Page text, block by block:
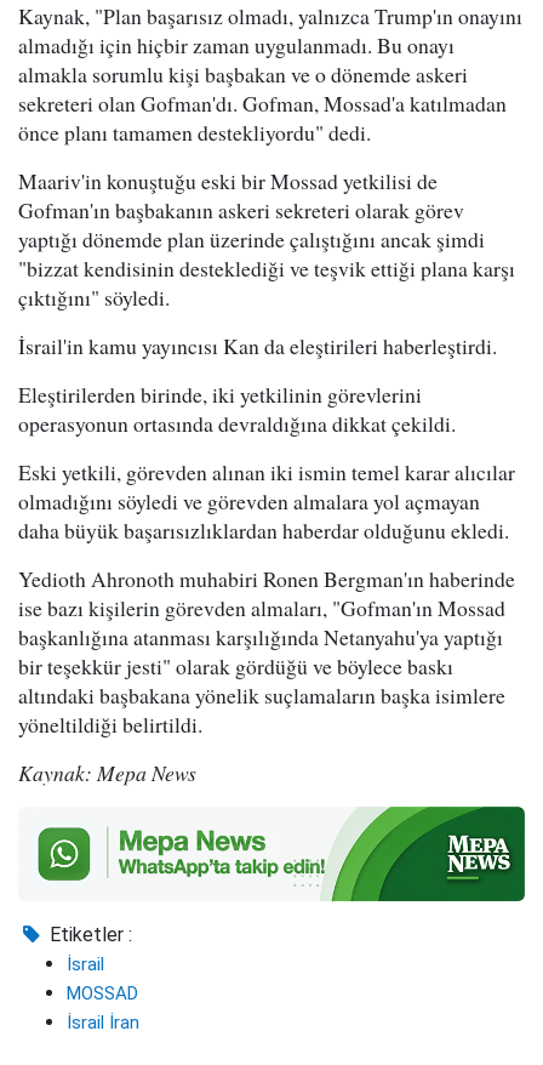
Kaynak, "Plan başarısız olmadı, yalnızca Trump'ın onayını
almadığı için hiçbir zaman uygulanmadı. Bu onayı
almakla sorumlu kişi başbakan ve o dönemde askeri
sekreteri olan Gofman'dı. Gofman, Mossad'a katılmadan
önce planı tamamen destekliyordu" dedi.
Maariv'in konuştuğu eski bir Mossad yetkilisi de
Gofman'ın başbakanın askeri sekreteri olarak görev
yaptığı dönemde plan üzerinde çalıştığını ancak şimdi
"bizzat kendisinin desteklediği ve teşvik ettiği plana karşı
çıktığını" söyledi.
İsrail'in kamu yayıncısı Kan da eleştirileri haberleştirdi.
Eleştirilerden birinde, iki yetkilinin görevlerini
operasyonun ortasında devraldığına dikkat çekildi.
Eski yetkili, görevden alınan iki ismin temel karar alıcılar
olmadığını söyledi ve görevden almalara yol açmayan
daha büyük başarısızlıklardan haberdar olduğunu ekledi.
Yedioth Ahronoth muhabiri Ronen Bergman'ın haberinde
ise bazı kişilerin görevden almaları, "Gofman'ın Mossad
başkanlığına atanması karşılığında Netanyahu'ya yaptığı
bir teşekkür jesti" olarak gördüğü ve böylece baskı
altındaki başbakana yönelik suçlamaların başka isimlere
yöneltildiği belirtildi.
Kaynak: Mepa News
Etiketler :
İsrail
MOSSAD
İsrail İran